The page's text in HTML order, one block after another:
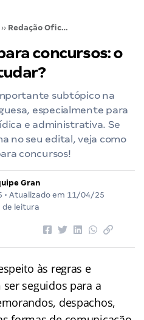
›› Redação Oficial para concursos: o que é e como estudar?
concursos: o
subtópico na
especialmente para
e administrativa. Se
no seu edital, veja como
concursos!
Gran
• Atualizado em 11/04/25
de leitura
às regras e
seguidos para a
despachos,